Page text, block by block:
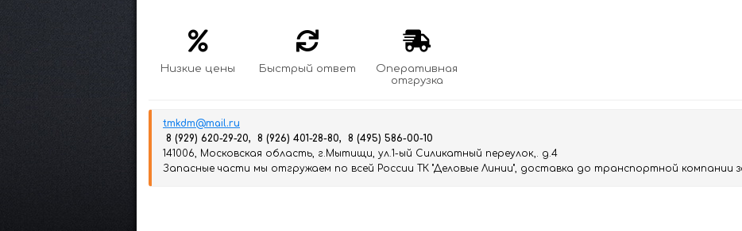
Низкие цены Быстрый ответ
Оперативная
отгрузка
tmkdm@mail.ru
8 (929) 620-29-20, 8 (926) 401-28-80, 8 (495) 586-00-10
141006, Московская область, г.Мытищи, ул.1-ый Силикатный переулок,. д.4
Запасные части мы отгружаем по всей России ТК "Деловые Линии", доставка до транспортной компании